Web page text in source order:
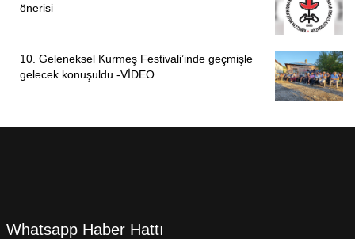
önerisi
10. Geleneksel Kurmeş Festivali’inde geçmişle
gelecek konuşuldu -VİDEO
Whatsapp Haber Hattı